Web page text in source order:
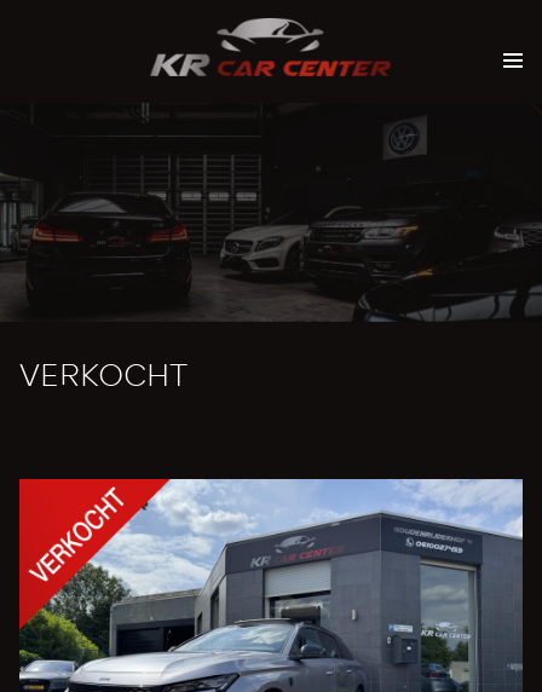
VERKOCHT